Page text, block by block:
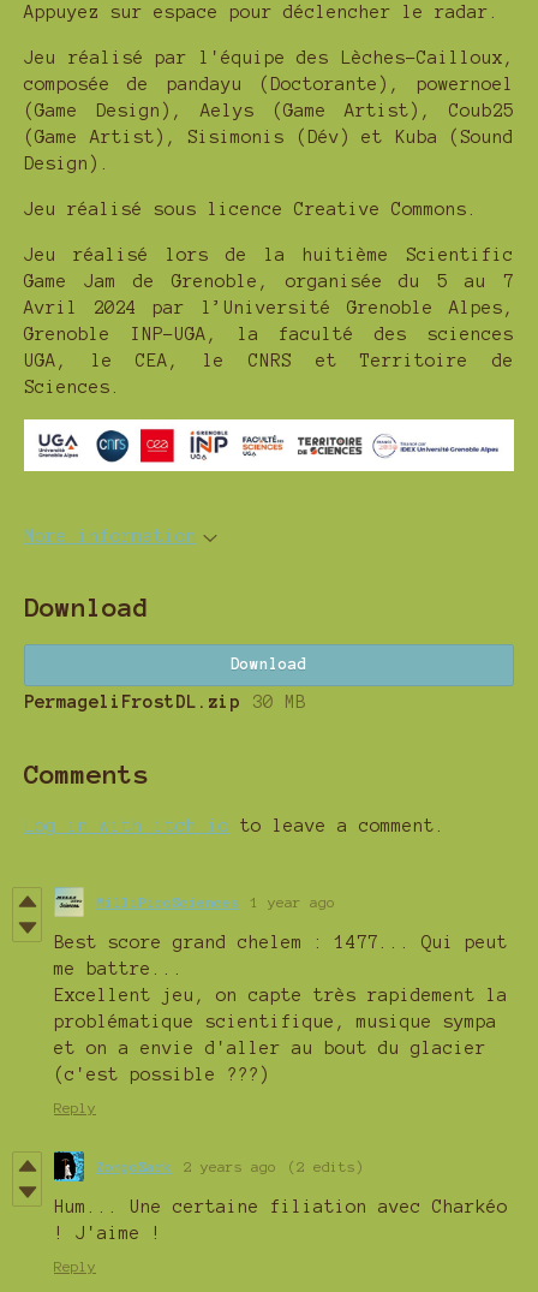
Appuyez sur espace pour déclencher le radar.
Jeu réalisé par l'équipe des Lèches-Cailloux,
composée de pandayu (Doctorante), powernoel
(Game Design), Aelys (Game Artist), Coub25
(Game Artist), Sisimonis (Dév) et Kuba (Sound
Design).
Jeu réalisé sous licence Creative Commons.
Jeu réalisé lors de la huitième Scientific
Game Jam de Grenoble, organisée du 5 au 7
Avril 2024 par l’Université Grenoble Alpes,
Grenoble INP-UGA, la faculté des sciences
UGA, le CEA, le CNRS et Territoire de
Sciences.
More information
Download
Download
PermageliFrostDL.zip 30 MB
Comments
Log in with itch.io to leave a comment.
MilliPicoSciences 1 year ago
Best score grand chelem : 1477... Qui peut
me battre...
Excellent jeu, on capte très rapidement la
problématique scientifique, musique sympa
et on a envie d'aller au bout du glacier
(c'est possible ???)
Reply
ZongoZark 2 years ago (2 edits)
Hum... Une certaine filiation avec Charkéo
! J'aime !
Reply